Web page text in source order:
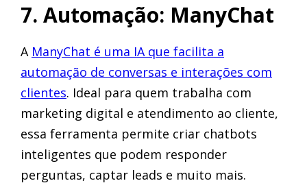
7. Automação: ManyChat
A ManyChat é uma IA que facilita a
automação de conversas e interações com
clientes. Ideal para quem trabalha com
marketing digital e atendimento ao cliente,
essa ferramenta permite criar chatbots
inteligentes que podem responder
perguntas, captar leads e muito mais.